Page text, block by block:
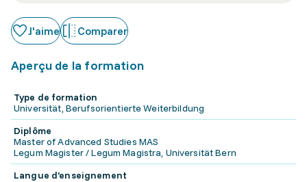
J'aime Comparer
Aperçu de la formation
Type de formation
Universität, Berufsorientierte Weiterbildung
Diplôme
Master of Advanced Studies MAS
Legum Magister / Legum Magistra, Universität Bern
Langue d'enseignement